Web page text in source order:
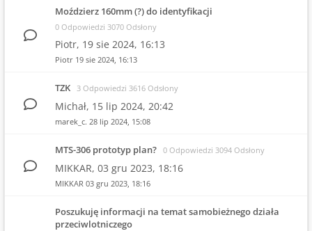
Moździerz 160mm (?) do identyfikacji
0 Odpowiedzi 3070 Odsłony
Piotr, 19 sie 2024, 16:13
Piotr 19 sie 2024, 16:13
TZK 3 Odpowiedzi 3616 Odsłony
Michał, 15 lip 2024, 20:42
marek_c. 28 lip 2024, 15:08
MTS-306 prototyp plan? 0 Odpowiedzi 3094 Odsłony
MIKKAR, 03 gru 2023, 18:16
MIKKAR 03 gru 2023, 18:16
Poszukuję informacji na temat samobieżnego działa
przeciwlotniczego